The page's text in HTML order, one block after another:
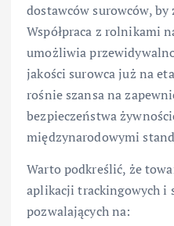
dostawców surowców,
Współpraca z rolnikami
umożliwia
jakości surowca już na
rośnie szansa na
bezpieczeństwa
międzynarodowymi
Warto podkreślić, że
aplikacji trackingowych i
pozwalających na: